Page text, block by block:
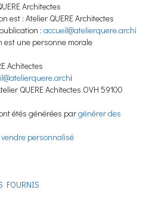
Architectes
est : Atelier QUERE Architectes
: accueil@atelierquere.archi
est une personne morale
Achitectes
i
QUERE Achitectes OVH 59100
étés générées pargénérer des
personnalisé
FOURNIS